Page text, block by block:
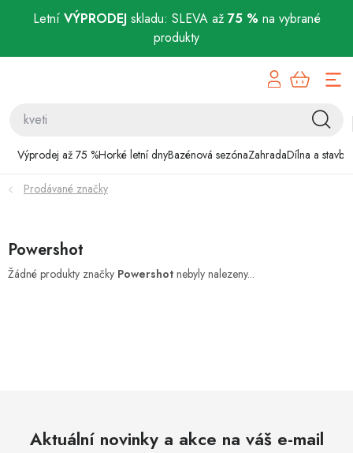
Letní VÝPRODEJskladu: SLEVA až 75 % na vybrané
produkty
Výprodej až 75 %Horké letní dnyBazénová sezónaZahradaDílna a stavba
Bazénová sezóna
Zahrada
Domácnost
Novinky
Prodávané značky
Powershot
Žádné produkty značky Powershot nebyly nalezeny...
Aktuální novinky a akce na váš e-mail